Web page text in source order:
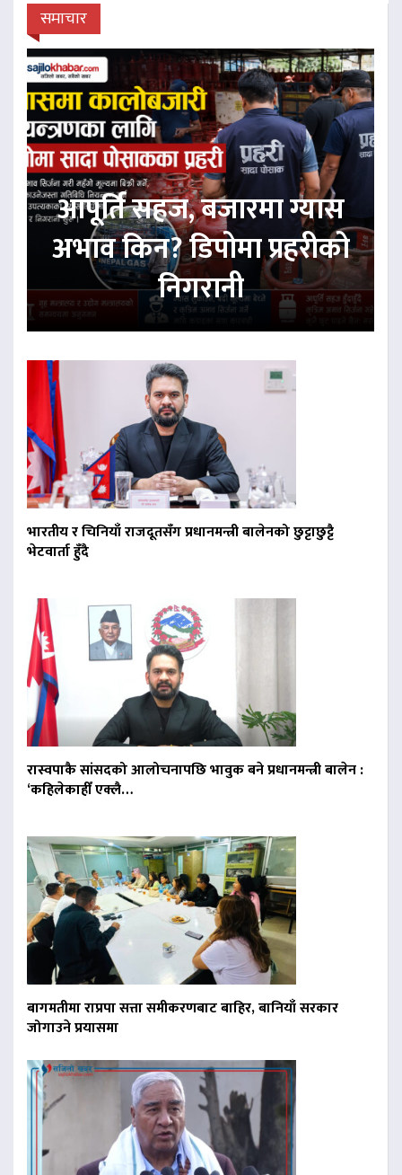
समाचार
आपूर्ति सहज, बजारमा ग्यास
अभाव किन? डिपोमा प्रहरीको
निगरानी
भारतीय र चिनियाँ राजदूतसँग प्रधानमन्त्री बालेनको छुट्टाछुट्टै
भेटवार्ता हुँदै
रास्वपाकै सांसदको आलोचनापछि भावुक बने प्रधानमन्त्री बालेन :
‘कहिलेकाहीँ एक्लै…
बागमतीमा राप्रपा सत्ता समीकरणबाट बाहिर, बानियाँ सरकार
जोगाउने प्रयासमा